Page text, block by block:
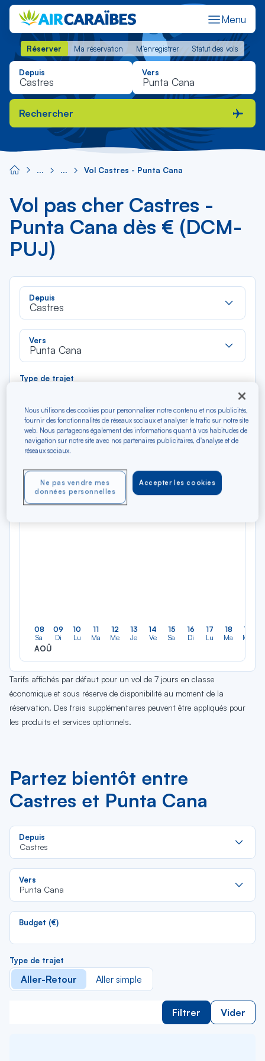
Menu
Réserver Ma réservation M'enregistrer Statut des vols
Réserver Ma réservation M'enregistrer Statut des vols
Depuis Vers
Rechercher
Vol Castres - Punta Cana
Vol pas cher Castres -
Punta Cana dès € (DCM-
PUJ)
Depuis
Castres
Vers
Punta Cana
Type de trajet
Filtrer Vider
Précédent
N/A*
Aller / Retour — Économique
08
Sa
AOÛ
09
Di
10
Lu
11
Ma
12
Me
13
Je
14
Ve
15
Sa
16
Di
17
Lu
18
Ma
19
Me
Tarifs affichés par défaut pour un vol de 7 jours en classe
économique et sous réserve de disponibilité au moment de la
réservation. Des frais supplémentaires peuvent être appliqués pour
les produits et services optionnels.
Partez bientôt entre
Castres et Punta Cana
Depuis
Castres
Vers
Punta Cana
Budget (€)
Type de trajet
Aller-Retour Aller simple
Filtrer Vider
Nous utilisons des cookies pour personnaliser notre contenu et nos publicités,
fournir des fonctionnalités de réseaux sociaux et analyser le trafic sur notre site
web. Nous partageons également des informations quant à vos habitudes de
navigation sur notre site avec nos partenaires publicitaires, d'analyse et de
réseaux sociaux.
Accepter les cookies
Ne pas vendre mes
données personnelles